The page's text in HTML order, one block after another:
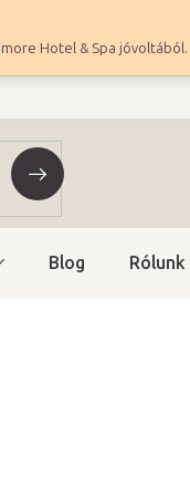
Hotel & Spa jóvoltából.
Blog Rólunk